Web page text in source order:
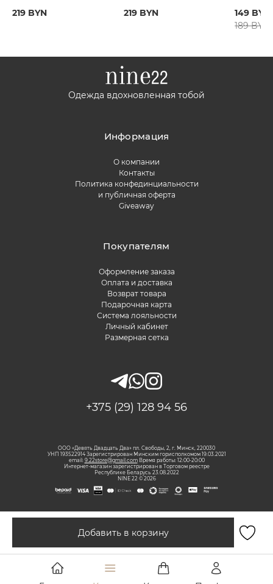
Добавить в корзину
219 BYN
219 BYN
149 BYN
189 BYN
Одежда вдохновленная тобой
Информация
О компании
Контакты
Политика конфединциальности
и публичная оферта
Giveaway
Покупателям
Оформление заказа
Оплата и доставка
Возврат товара
Подарочная карта
Система лояльности
Личный кабинет
Размерная сетка
+375 (29) 128 94 56
ООО «Девять Двадцать Два» пл. Свободы, 2, г. Минск, 220030
УНП 193522914 Зарегистрирован Минским горисполкомом 19.03.2021
email: 9.22store@gmail.comВремя работы: 12:00-20:00
Интернет-магазин зарегистрирован в Торговом реестре
Республике Беларусь 23.08.2022
NINE 22 © 2026